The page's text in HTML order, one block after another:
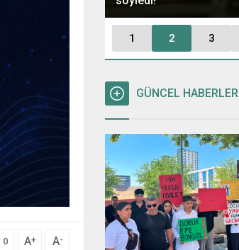
0 A+ A-
1 2 3
GÜNCEL HABERLER